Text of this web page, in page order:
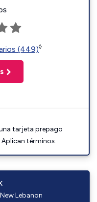
(449)◊
tarjeta prepago
términos.
Lebanon